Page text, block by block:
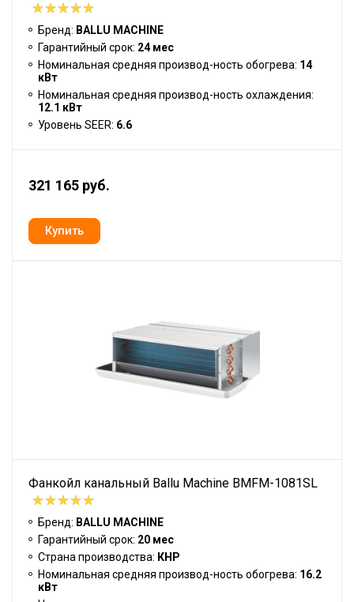
Бренд: BALLU MACHINE
Гарантийный срок: 24 мес
Номинальная средняя производ-ность обогрева: 14
кВт
Номинальная средняя производ-ность охлаждения:
12.1 кВт
Уровень SEER: 6.6
321 165 руб.
Фанкойл канальный Ballu Machine BMFM-1081SL
Бренд: BALLU MACHINE
Гарантийный срок: 20 мес
Страна производства: КНР
Номинальная средняя производ-ность обогрева: 16.2
кВт